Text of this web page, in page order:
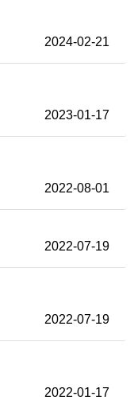
2024-02-21
2023-01-17
2022-08-01
2022-07-19
2022-07-19
2022-01-17